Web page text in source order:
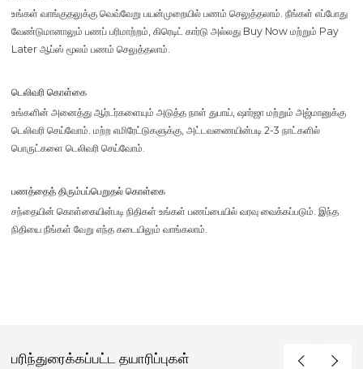
உங்கள் வாங்குதலுக்கு வெவ்வேறு பயன்முறையில் பணம் செலுத்தலாம். நீங்கள் எப்போது
வேண்டுமானாலும் பணப் பரிமாற்றம், கிரெடிட் கார்டு அல்லது Buy Now மற்றும் Pay
Later ஆப்ஸ் மூலம் பணம் செலுத்தலாம்.
டெலிவரி கொள்கை
உங்களின் அனைத்து ஆர்டர்களையும் அடுத்த நாள் துபாய், ஷார்ஜா மற்றும் அஜ்மானுக்கு
டெலிவரி செய்வோம். மற்ற எமிரேட்டுகளுக்கு, அட்டவணையின்படி 2-3 நாட்களில்
பொருட்களை டெலிவரி செய்வோம்.
பணத்தைத் திரும்பப்பெறுதல் கொள்கை
சந்தையின் கொள்கையின்படி நிதிகள் உங்கள் பணப்பையில் வரவு வைக்கப்படும். இந்த
நிதியை நீங்கள் வேறு எந்த கடையிலும் வாங்கலாம்.
பரிந்துரைக்கப்பட்ட தயாரிப்புகள்